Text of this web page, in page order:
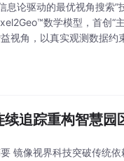
息论驱动的最优视角搜索
数学模型，首创“
视角，以真实观测数据约
追踪重构智慧园
镜像视界科技突破传统